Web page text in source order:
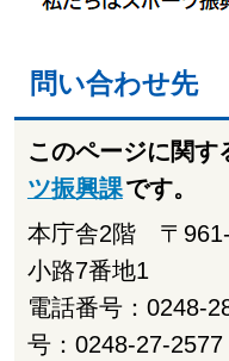
問い合わせ先
このページに関す
ツ振興課です。
本庁舎2階 〒
小路7番地1
電話番号：0248-
号：0248-27-2577